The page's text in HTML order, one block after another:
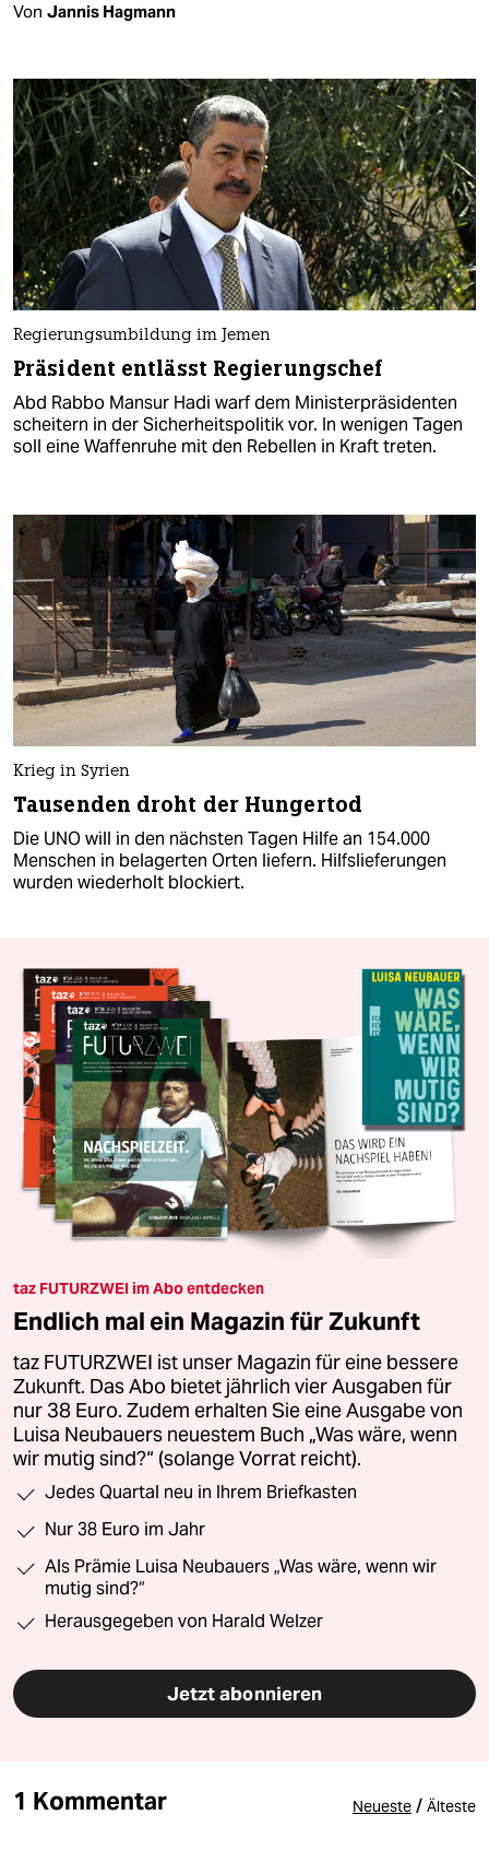
Von Jannis Hagmann
Regierungsumbildung im Jemen
Präsident entlässt Regierungschef
Abd Rabbo Mansur Hadi warf dem Ministerpräsidenten
scheitern in der Sicherheitspolitik vor. In wenigen Tagen
soll eine Waffenruhe mit den Rebellen in Kraft treten.
Krieg in Syrien
Tausenden droht der Hungertod
Die UNO will in den nächsten Tagen Hilfe an 154.000
Menschen in belagerten Orten liefern. Hilfslieferungen
wurden wiederholt blockiert.
taz FUTURZWEI im Abo entdecken
Endlich mal ein Magazin für Zukunft
taz FUTURZWEI ist unser Magazin für eine bessere
Zukunft. Das Abo bietet jährlich vier Ausgaben für
nur 38 Euro. Zudem erhalten Sie eine Ausgabe von
Luisa Neubauers neuestem Buch „Was wäre, wenn
wir mutig sind?“ (solange Vorrat reicht).
Jedes Quartal neu in Ihrem Briefkasten
Nur 38 Euro im Jahr
Als Prämie Luisa Neubauers „Was wäre, wenn wir
mutig sind?“
Herausgegeben von Harald Welzer
Jetzt abonnieren
1 Kommentar Neueste / Älteste